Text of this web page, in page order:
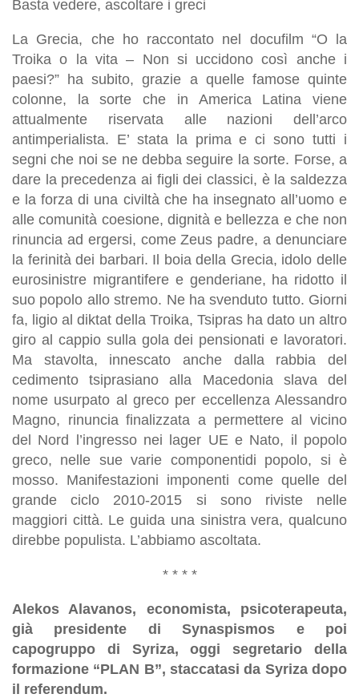
Basta vedere, ascoltare i greci
La Grecia, che ho raccontato nel docufilm “O la
Troika o la vita – Non si uccidono così anche i
paesi?” ha subito, grazie a quelle famose quinte
colonne, la sorte che in America Latina viene
attualmente riservata alle nazioni dell’arco
antimperialista. E’ stata la prima e ci sono tutti i
segni che noi se ne debba seguire la sorte. Forse, a
dare la precedenza ai figli dei classici, è la saldezza
e la forza di una civiltà che ha insegnato all’uomo e
alle comunità coesione, dignità e bellezza e che non
rinuncia ad ergersi, come Zeus padre, a denunciare
la ferinità dei barbari. Il boia della Grecia, idolo delle
eurosinistre migrantifere e genderiane, ha ridotto il
suo popolo allo stremo. Ne ha svenduto tutto. Giorni
fa, ligio al diktat della Troika, Tsipras ha dato un altro
giro al cappio sulla gola dei pensionati e lavoratori.
Ma stavolta, innescato anche dalla rabbia del
cedimento tsiprasiano alla Macedonia slava del
nome usurpato al greco per eccellenza Alessandro
Magno, rinuncia finalizzata a permettere al vicino
del Nord l’ingresso nei lager UE e Nato, il popolo
greco, nelle sue varie componentidi popolo, si è
mosso. Manifestazioni imponenti come quelle del
grande ciclo 2010-2015 si sono riviste nelle
maggiori città. Le guida una sinistra vera, qualcuno
direbbe populista. L’abbiamo ascoltata.
* * * *
Alekos Alavanos, economista, psicoterapeuta,
già presidente di Synaspismos e poi
capogruppo di Syriza, oggi segretario della
formazione “PLAN B”, staccatasi da Syriza dopo
il referendum.